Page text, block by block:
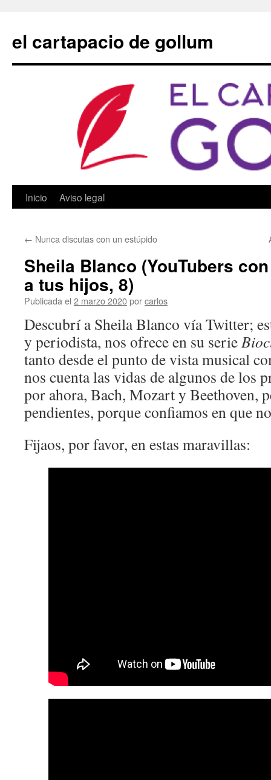
contenido
el cartapacio de gollum
Inicio Aviso legal
← Nunca discutas con un estúpido
Sheila Blanco (YouTubers
a tus hijos, 8)
Publicada el 2 marzo 2020porcarlos
Descubrí a Sheila Blanco vía Twitter;
y periodista, nos ofrece en su serie
tanto desde el punto de vista musical
nos cuenta las vidas de algunos de los
por ahora, Bach, Mozart y Beethoven,
pendientes, porque confiamos en que
Fijaos, por favor, en estas maravillas: